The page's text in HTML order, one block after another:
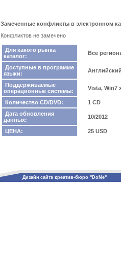
Замеченные конфликты в электронном
Конфликтов не замечено
Для какого рынка
каталог:
Все
Доступные в программе
языки:
Поддерживаемые
операционные системы:
Vista, Win7
Количество CD/DVD:
1 CD
Дата обновления
данных:
10/2012
ЦЕНА: 25 USD
Дизайн сайта креатив-бюро "DoNe"